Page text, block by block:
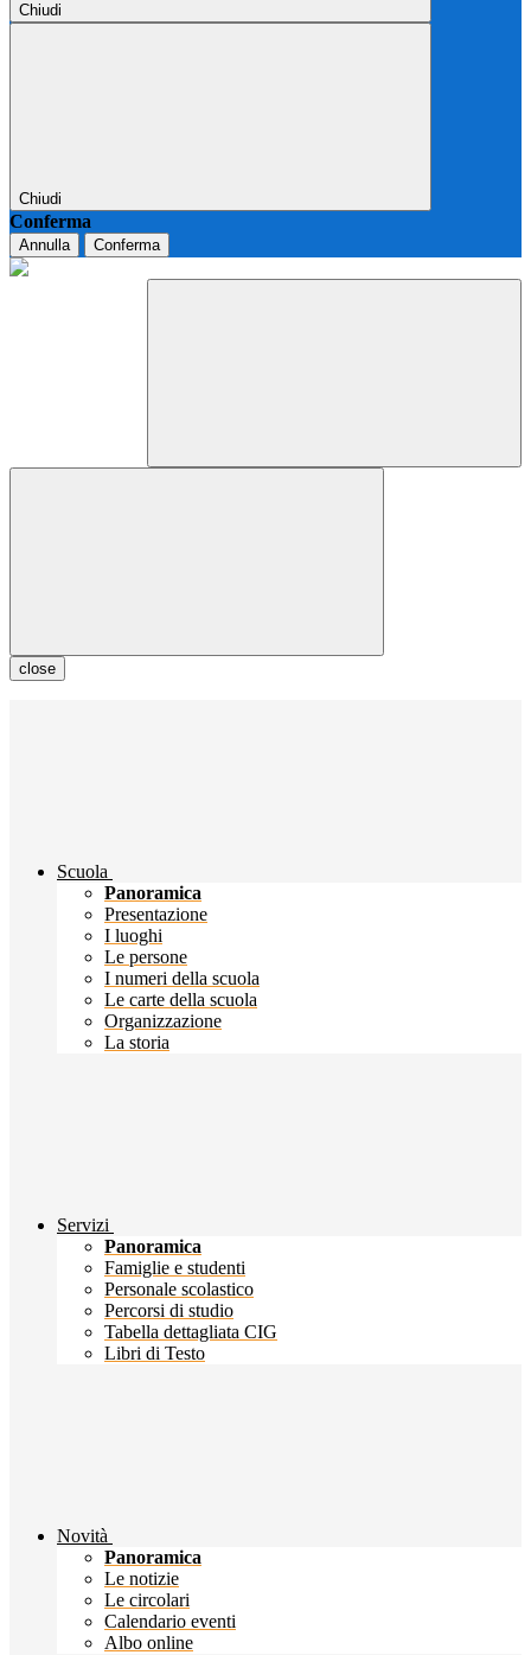
Chiudi
Chiudi
Conferma
Annulla Conferma
close
Scuola
Panoramica
Presentazione
I luoghi
Le persone
I numeri della scuola
Le carte della scuola
Organizzazione
La storia
Servizi
Panoramica
Famiglie e studenti
Personale scolastico
Percorsi di studio
Tabella dettagliata CIG
Libri di Testo
Novità
Panoramica
Le notizie
Le circolari
Calendario eventi
Albo online